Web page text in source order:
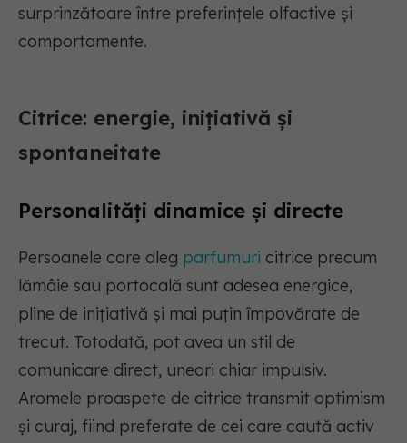
surprinzătoare între preferințele olfactive și
comportamente.
Citrice: energie, inițiativă și
spontaneitate
Personalități dinamice și directe
Persoanele care aleg parfumuri citrice precum
lămâie sau portocală sunt adesea energice,
pline de inițiativă și mai puțin împovărate de
trecut. Totodată, pot avea un stil de
comunicare direct, uneori chiar impulsiv.
Aromele proaspete de citrice transmit optimism
și curaj, fiind preferate de cei care caută activ